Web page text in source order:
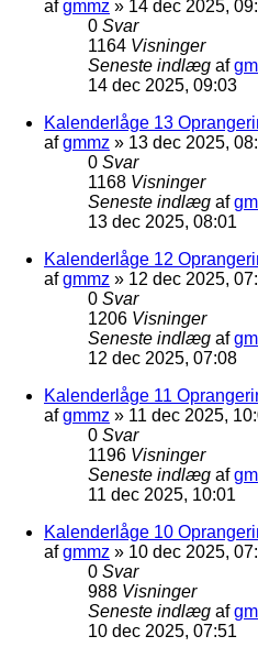
afgmmz » 14 dec 2025,
0 Svar
1164 Visninger
Seneste indlæg af
14 dec 2025, 09:03
Kalenderlåge 13
afgmmz » 13 dec 2025,
0 Svar
1168 Visninger
Seneste indlæg af
13 dec 2025, 08:01
Kalenderlåge 12
afgmmz » 12 dec 2025,
0 Svar
1206 Visninger
Seneste indlæg af
12 dec 2025, 07:08
Kalenderlåge 11
afgmmz » 11 dec 2025,
0 Svar
1196 Visninger
Seneste indlæg af
11 dec 2025, 10:01
Kalenderlåge 10
afgmmz » 10 dec 2025,
0 Svar
988 Visninger
Seneste indlæg af
10 dec 2025, 07:51